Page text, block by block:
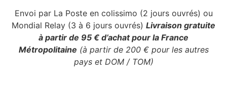
Envoi par La Poste en colissimo (2 jours ouvrés) ou
Mondial Relay (3 à 6 jours ouvrés) Livraison gratuite
à partir de 95 € d’achat pour la France
Métropolitaine (à partir de 200 € pour les autres
pays et DOM / TOM)